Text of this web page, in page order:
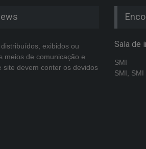
exibidos ou
meios de comunicação e
site devem conter os devidos
Sala de
SMI
SMI,